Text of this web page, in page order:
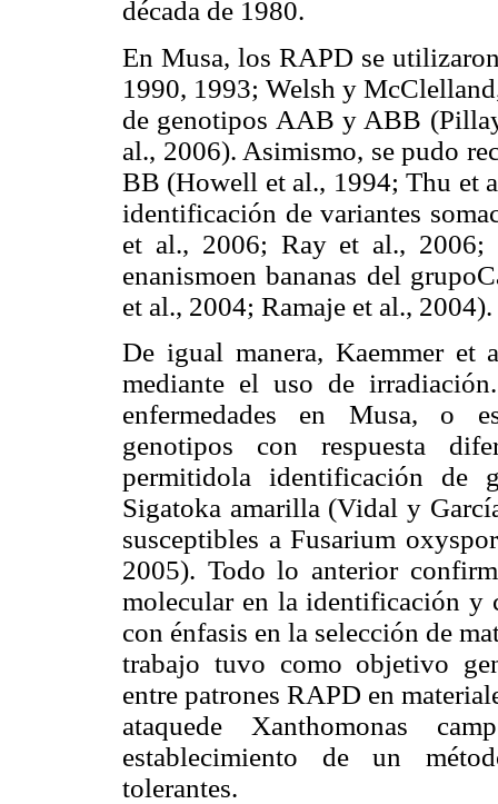
década de 1980.
En Musa, los RAPD se
1990, 1993; Welsh y
de genotipos AAB y ABB
al., 2006). Asimismo, se pudo
BB (Howell et al., 1994; Thu et
identificación de variantes
et al., 2006; Ray et al., 2006;
enanismoen bananas del
et al., 2004; Ramaje et al., 2004).
De igual manera, Kaemmer et
mediante el uso de
enfermedades en Musa, o
genotipos con respuesta
permitidola identificación de
Sigatoka amarilla (Vidal y
susceptibles a Fusarium
2005). Todo lo anterior
molecular en la identificación y
con énfasis en la selección de
trabajo tuvo como objetivo
entre patrones RAPD en
ataquede Xanthomonas
establecimiento de un
tolerantes.